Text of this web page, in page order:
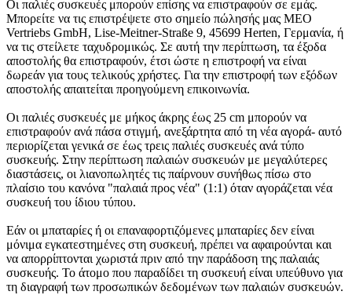
Οι παλιές συσκευές μπορούν επίσης να επιστραφούν σε εμάς.
Μπορείτε να τις επιστρέψετε στο σημείο πώλησής μας MEO
Vertriebs GmbH, Lise-Meitner-Straße 9, 45699 Herten, Γερμανία, ή
να τις στείλετε ταχυδρομικώς. Σε αυτή την περίπτωση, τα έξοδα
αποστολής θα επιστραφούν, έτσι ώστε η επιστροφή να είναι
δωρεάν για τους τελικούς χρήστες. Για την επιστροφή των εξόδων
αποστολής απαιτείται προηγούμενη επικοινωνία.
Οι παλιές συσκευές με μήκος άκρης έως 25 cm μπορούν να
επιστραφούν ανά πάσα στιγμή, ανεξάρτητα από τη νέα αγορά- αυτό
περιορίζεται γενικά σε έως τρεις παλιές συσκευές ανά τύπο
συσκευής. Στην περίπτωση παλαιών συσκευών με μεγαλύτερες
διαστάσεις, οι λιανοπωλητές τις παίρνουν συνήθως πίσω στο
πλαίσιο του κανόνα "παλαιά προς νέα" (1:1) όταν αγοράζεται νέα
συσκευή του ίδιου τύπου.
Εάν οι μπαταρίες ή οι επαναφορτιζόμενες μπαταρίες δεν είναι
μόνιμα εγκατεστημένες στη συσκευή, πρέπει να αφαιρούνται και
να απορρίπτονται χωριστά πριν από την παράδοση της παλαιάς
συσκευής. Το άτομο που παραδίδει τη συσκευή είναι υπεύθυνο για
τη διαγραφή των προσωπικών δεδομένων των παλαιών συσκευών.